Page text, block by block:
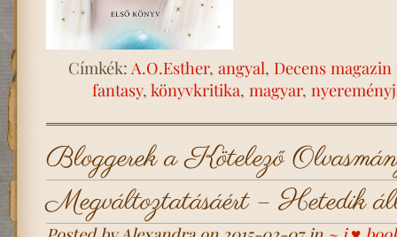
Címkék: A.O.Esther, angyal, Decens
fantasy, könyvkritika, magyar,
Bloggerek a Kötelező
Megváltoztatásáért – Hetedik